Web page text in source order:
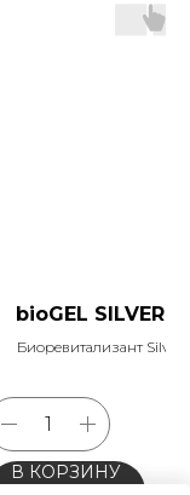
bioGEL SIL VER
Биоревитализант Silver
В КОРЗИНУ